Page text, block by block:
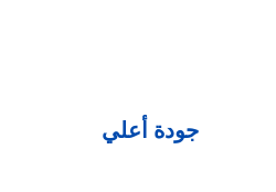
جودة أعلي